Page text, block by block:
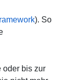
). So
oder bis zur